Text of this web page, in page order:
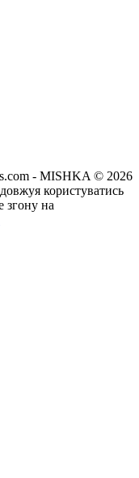
- MISHKA © 2026
користуватись
згону на